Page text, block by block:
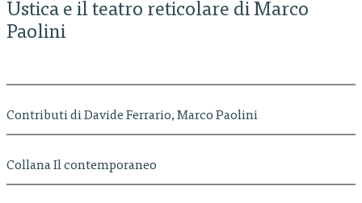
Ustica e il teatro reticolare di Marco
Paolini
Contributi di Davide Ferrario, Marco Paolini
Collana Il contemporaneo